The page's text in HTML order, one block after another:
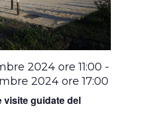
visite guidate del
2024 ore 11:00 -
2024 ore 17:00